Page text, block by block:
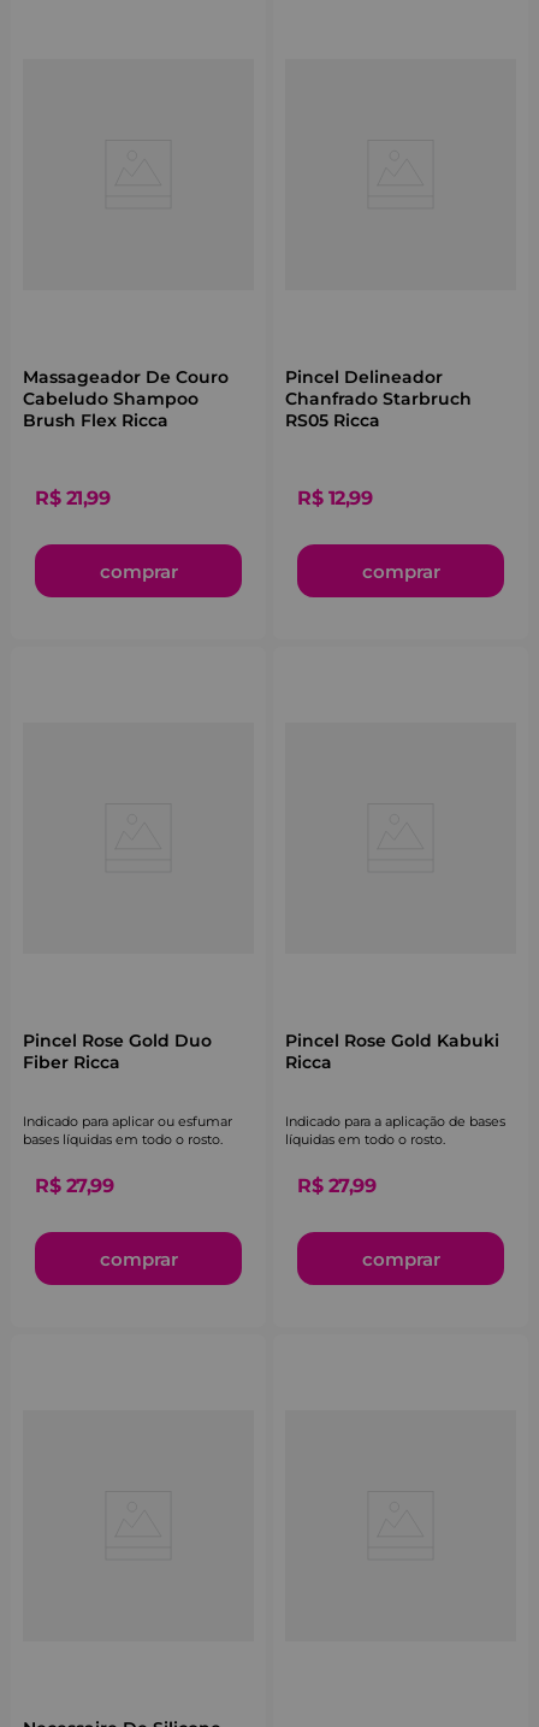
Massageador De Couro
Cabeludo Shampoo
Brush Flex Ricca
R$ 21,99
comprar
Pincel Delineador
Chanfrado Starbruch
RS05 Ricca
R$ 12,99
comprar
Pincel Rose Gold Duo
Fiber Ricca
Indicado para aplicar ou esfumar
bases líquidas em todo o rosto.
R$ 27,99
comprar
Pincel Rose Gold Kabuki
Ricca
Indicado para a aplicação de bases
líquidas em todo o rosto.
R$ 27,99
comprar